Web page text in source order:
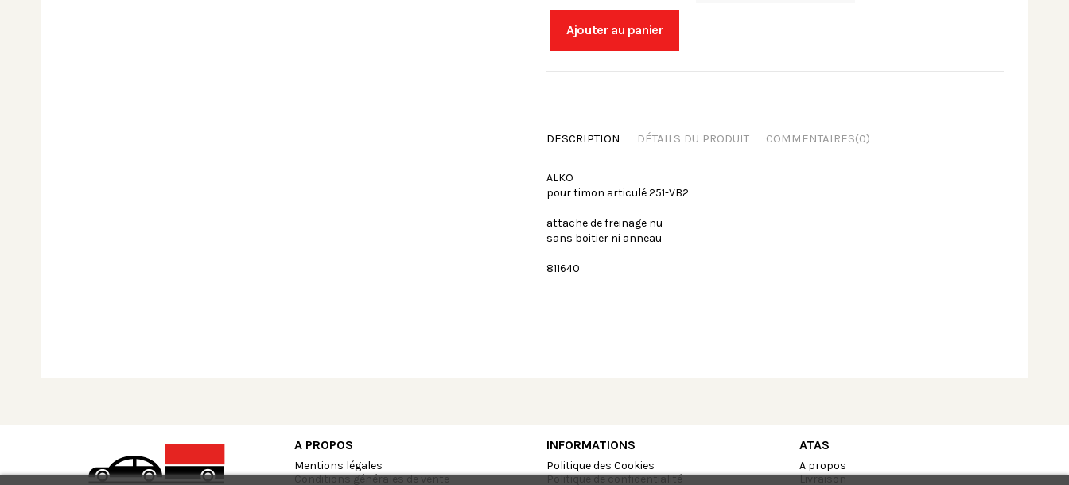
Ajouter au panier
DESCRIPTION DÉTAILS DU PRODUIT COMMENTAIRES(0)
ALKO
pour timon articulé 251-VB2
attache de freinage nu
sans boitier ni anneau
811640
A PROPOS
Mentions légales
Conditions générales de vente
INFORMATIONS
Politique des Cookies
Politique de confidentialité
ATAS
A propos
Livraison